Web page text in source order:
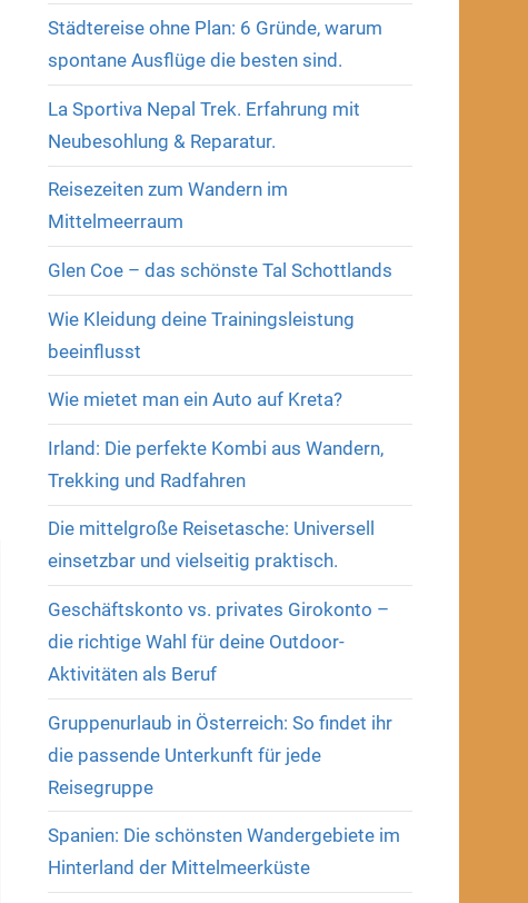
Städtereise ohne Plan: 6 Gründe, warum
spontane Ausflüge die besten sind.
La Sportiva Nepal Trek. Erfahrung mit
Neubesohlung & Reparatur.
Reisezeiten zum Wandern im
Mittelmeerraum
Glen Coe – das schönste Tal Schottlands
Wie Kleidung deine Trainingsleistung
beeinflusst
Wie mietet man ein Auto auf Kreta?
Irland: Die perfekte Kombi aus Wandern,
Trekking und Radfahren
Die mittelgroße Reisetasche: Universell
einsetzbar und vielseitig praktisch.
Geschäftskonto vs. privates Girokonto –
die richtige Wahl für deine Outdoor-
Aktivitäten als Beruf
Gruppenurlaub in Österreich: So findet ihr
die passende Unterkunft für jede
Reisegruppe
Spanien: Die schönsten Wandergebiete im
Hinterland der Mittelmeerküste